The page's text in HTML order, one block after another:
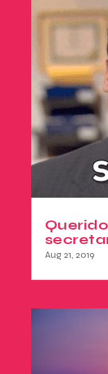
Aug 21, 2019